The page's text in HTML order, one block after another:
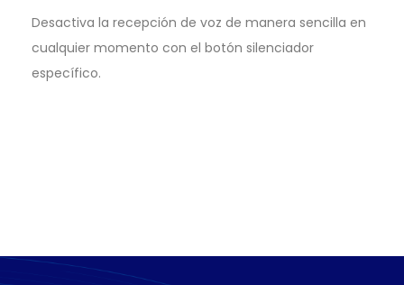
Desactiva la recepción de voz de manera sencilla en
cualquier momento con el botón silenciador
específico.